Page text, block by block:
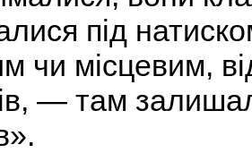
під
чи місцевим,
— там